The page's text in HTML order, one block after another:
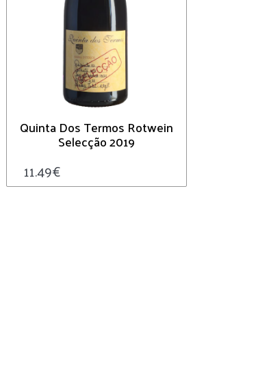
Quinta Dos Termos Rotwein
Selecção 2019
11.49€